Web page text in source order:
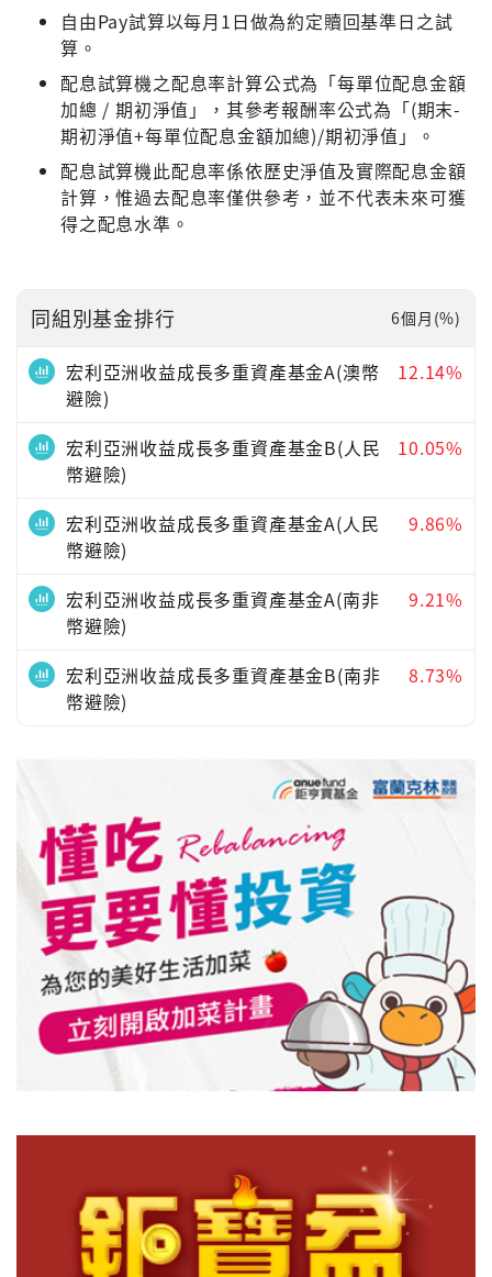
自由Pay試算以每月1日做為約定贖回基準日之試
算。
配息試算機之配息率計算公式為「每單位配息金額
加總 / 期初淨值」，其參考報酬率公式為「(期末-
期初淨值+每單位配息金額加總)/期初淨值」。
配息試算機此配息率係依歷史淨值及實際配息金額
計算，惟過去配息率僅供參考，並不代表未來可獲
得之配息水準。
同組別基金排行 6個月(%)
宏利亞洲收益成長多重資產基金A(澳幣
避險)
12.14%
宏利亞洲收益成長多重資產基金B(人民
幣避險)
10.05%
宏利亞洲收益成長多重資產基金A(人民
幣避險)
9.86%
宏利亞洲收益成長多重資產基金A(南非
幣避險)
9.21%
宏利亞洲收益成長多重資產基金B(南非
幣避險)
8.73%